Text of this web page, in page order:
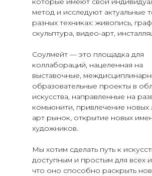
метод и исследуют актуальные
разных техниках: живопись,
скульптура, видео-арт,
Соулмейт — это площадка для
коллабораций, нацеленная на
выставочные,
образовательные проекты в
искусства, направленные на
комьюнити, привлечение новых
арт рынок, открытие новых
художников.
Мы хотим сделать путь к
доступным и простым для всех
что оно способно раскрыть